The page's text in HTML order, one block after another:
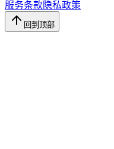
服务条款隐私政策
回到顶部